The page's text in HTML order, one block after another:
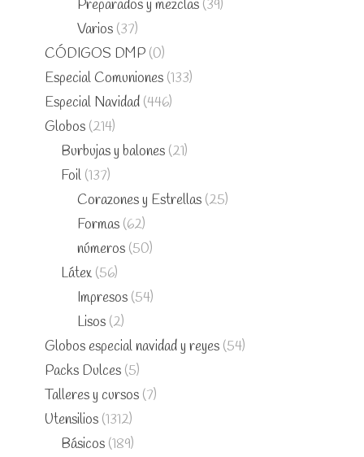
Preparados y mezclas (39)
Varios (37)
CÓDIGOS DMP (0)
Especial Comuniones (133)
Especial Navidad (446)
Globos (214)
Burbujas y balones (21)
Foil (137)
Corazones y Estrellas (25)
Formas (62)
números (50)
Látex (56)
Impresos (54)
Lisos (2)
Globos especial navidad y reyes (54)
Packs Dulces (5)
Talleres y cursos (7)
Utensilios (1312)
Básicos (189)